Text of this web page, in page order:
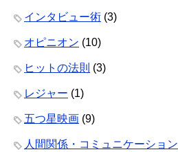
インタビュー術 (3)
オピニオン (10)
ヒットの法則 (3)
レジャー (1)
五つ星映画 (9)
人間関係・コミュニケーション